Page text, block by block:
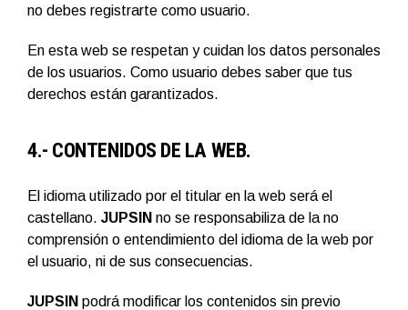
no debes registrarte como usuario.
En esta web se respetan y cuidan los datos personales
de los usuarios. Como usuario debes saber que tus
derechos están garantizados.
4.- CONTENIDOS DE LA WEB.
El idioma utilizado por el titular en la web será el
castellano. JUPSIN no se responsabiliza de la no
comprensión o entendimiento del idioma de la web por
el usuario, ni de sus consecuencias.
JUPSIN podrá modificar los contenidos sin previo